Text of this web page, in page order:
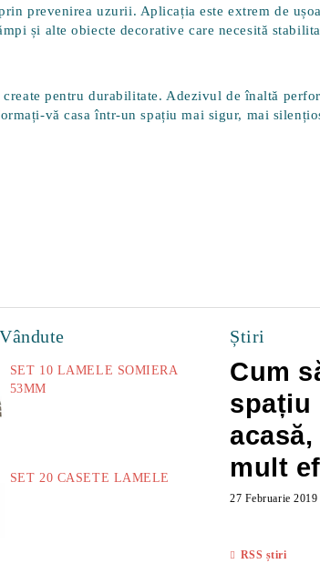
prevenirea uzurii. Aplicația esteextrem de
și alte obiecte decorative care necesită
pentru durabilitate. Adezivul de înaltă
vă casa într-un spațiu mai sigur, mai
SET 10 LAMELE SOMIERA
53MM
SET 20 CASETE LAMELE
Știri
Cum
spațiu
mult
27 Februarie 2019
RSS știri